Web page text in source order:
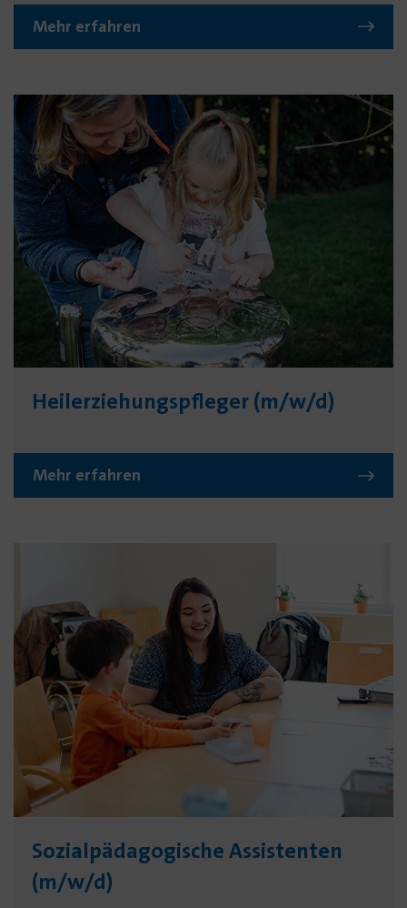
Mehr erfahren
Heilerziehungs­pfleger (m/w/d)
Mehr erfahren
Sozialpäda­gogische Assis­tenten
(m/w/d)